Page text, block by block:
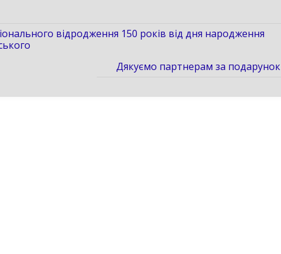
відродження 150 років від дня народження
Дякуємо партнерам за подарунок